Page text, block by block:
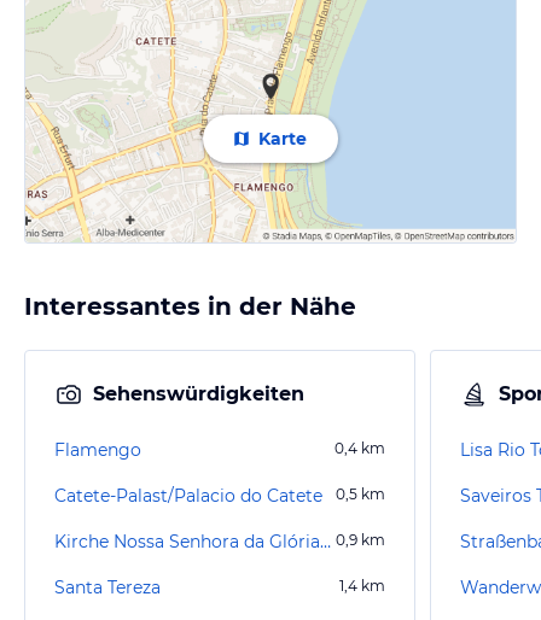
Karte
Interessantes in der Nähe
Sehenswürdigkeiten
Flamengo 0,4 km
Catete-Palast/Palacio do Catete 0,5 km
Kirche Nossa Senhora da Glória do Outeiro 0,9 km
Santa Tereza 1,4 km
Lisa Rio
Saveiros